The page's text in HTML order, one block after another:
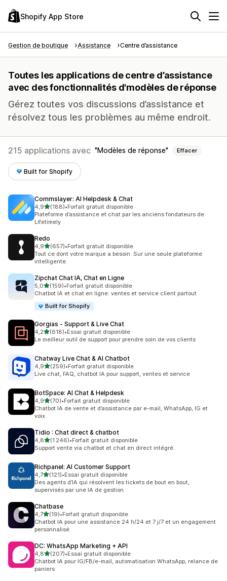
Shopify App Store
Gestion de boutique Assistance Centre d’assistance
Toutes les applications de centre d’assistance
avec des fonctionnalités d'modèles de réponse
Gérez toutes vos discussions d’assistance et
résolvez tous les problèmes au même endroit.
215 applications avec Modèles de réponse Effacer
Built for Shopify
Commslayer: AI Helpdesk & Chat
4,9étoile(s) sur 5
(188)
188 avis au total
•Forfait gratuit disponible
Plateforme d’assistance et chat par les anciens fondateurs de
Lifetimely
Redo
4,9étoile(s) sur 5
(657)
657 avis au total
•Forfait gratuit disponible
Tout ce dont votre marque a besoin. Sur une seule plateforme
intelligente.
Zipchat Chat IA, Chat en Ligne
5,0étoile(s) sur 5
(159)
159 avis au total
•Forfait gratuit disponible
Chatbot IA et chat en ligne: ventes et service client partout
Built for Shopify
Gorgias ‑ Support & Live Chat
4,2étoile(s) sur 5
(618)
618 avis au total
•Essai gratuit disponible
Le meilleur outil de support pour prendre soin de vos clients
Chatway Live Chat & AI Chatbot
4,9étoile(s) sur 5
(259)
259 avis au total
•Forfait gratuit disponible
Live chat, FAQ, chatbot IA pour support, ventes et service
BotSpace: AI Chat & Helpdesk
4,9étoile(s) sur 5
(70)
70 avis au total
•Forfait gratuit disponible
Chatbot IA de vente et d’assistance par e-mail, WhatsApp, IG et
voix
Tidio : Chat direct & chatbot
4,8étoile(s) sur 5
(1 246)
1246 avis au total
•Forfait gratuit disponible
Support vente via chatbot et chat en direct intégré.
Richpanel: AI Customer Support
4,7étoile(s) sur 5
(121)
121 avis au total
•Essai gratuit disponible
Des agents d’IA qui résolvent les tickets de bout en bout,
supervisés par une IA de gestion
Chatbase
4,7étoile(s) sur 5
(19)
19 avis au total
•Forfait gratuit disponible
Chatbot IA pour une assistance 24 h/24 et 7 j/7 et un engagement
personnalisé
DC: WhatsApp Marketing + API
4,8étoile(s) sur 5
(207)
207 avis au total
•Essai gratuit disponible
Chatbot IA pour IG/FB/e-mail, automatisation WhatsApp, relance de
paniers